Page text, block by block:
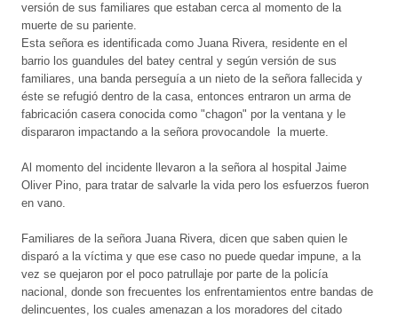
versión de sus familiares que estaban cerca al momento de la
muerte de su pariente.
Esta señora es identificada como Juana Rivera, residente en el
barrio los guandules del batey central y según versión de sus
familiares, una banda perseguía a un nieto de la señora fallecida y
éste se refugió dentro de la casa, entonces entraron un arma de
fabricación casera conocida como "chagon" por la ventana y le
dispararon impactando a la señora provocandole la muerte.
Al momento del incidente llevaron a la señora al hospital Jaime
Oliver Pino, para tratar de salvarle la vida pero los esfuerzos fueron
en vano.
Familiares de la señora Juana Rivera, dicen que saben quien le
disparó a la víctima y que ese caso no puede quedar impune, a la
vez se quejaron por el poco patrullaje por parte de la policía
nacional, donde son frecuentes los enfrentamientos entre bandas de
delincuentes, los cuales amenazan a los moradores del citado